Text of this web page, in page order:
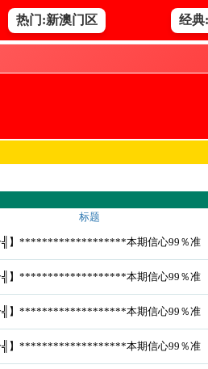
热门:新澳门区 经典
标题
╣】*******************本期信心99％准
╣】*******************本期信心99％准
╣】*******************本期信心99％准
╣】*******************本期信心99％准